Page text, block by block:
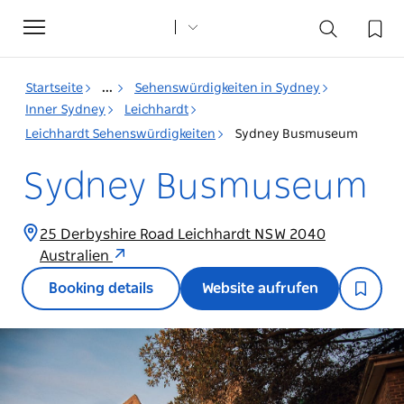
Toggle
navigation
Startseite ...
Sehenswürdigkeiten in Sydney
Inner Sydney
Leichhardt
Leichhardt Sehenswürdigkeiten
Sydney Busmuseum
Sydney Busmuseum
25 Derbyshire Road Leichhardt NSW 2040
Australien
Booking details Website aufrufen